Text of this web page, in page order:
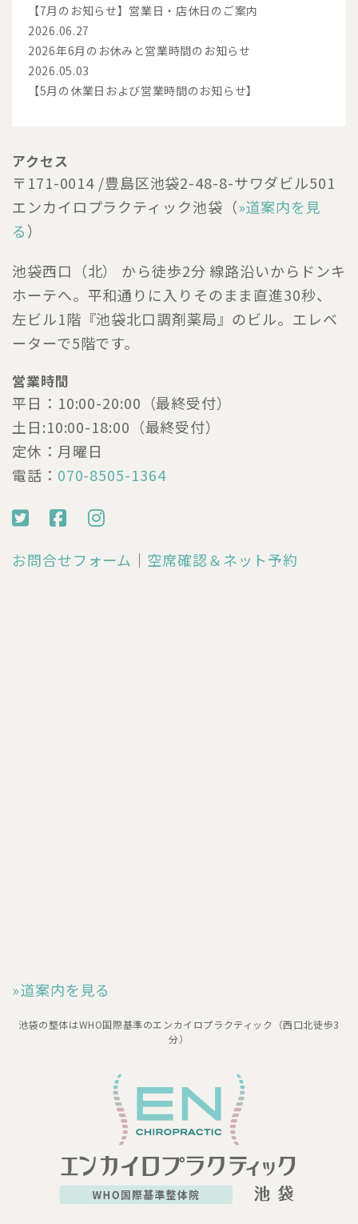
【7月のお知らせ】営業日・店休日のご案内
2026.06.27
2026年6月のお休みと営業時間のお知らせ
2026.05.03
【5月の休業日および営業時間のお知らせ】
アクセス
〒171-0014 /豊島区池袋2-48-8-サワダビル501
エンカイロプラクティック池袋（»道案内を見
る）
池袋西口（北） から徒歩2分 線路沿いからドンキ
ホーテへ。平和通りに入りそのまま直進30秒、
左ビル1階『池袋北口調剤薬局』のビル。エレベ
ーターで5階です。
営業時間
平日：10:00-20:00（最終受付）
土日:10:00-18:00（最終受付）
定休：月曜日
電話： 070-8505-1364
お問合せフォーム ｜ 空席確認＆ネット予約
»道案内を見る
池袋の整体はWHO国際基準のエンカイロプラクティック（西口北徒歩3
分）